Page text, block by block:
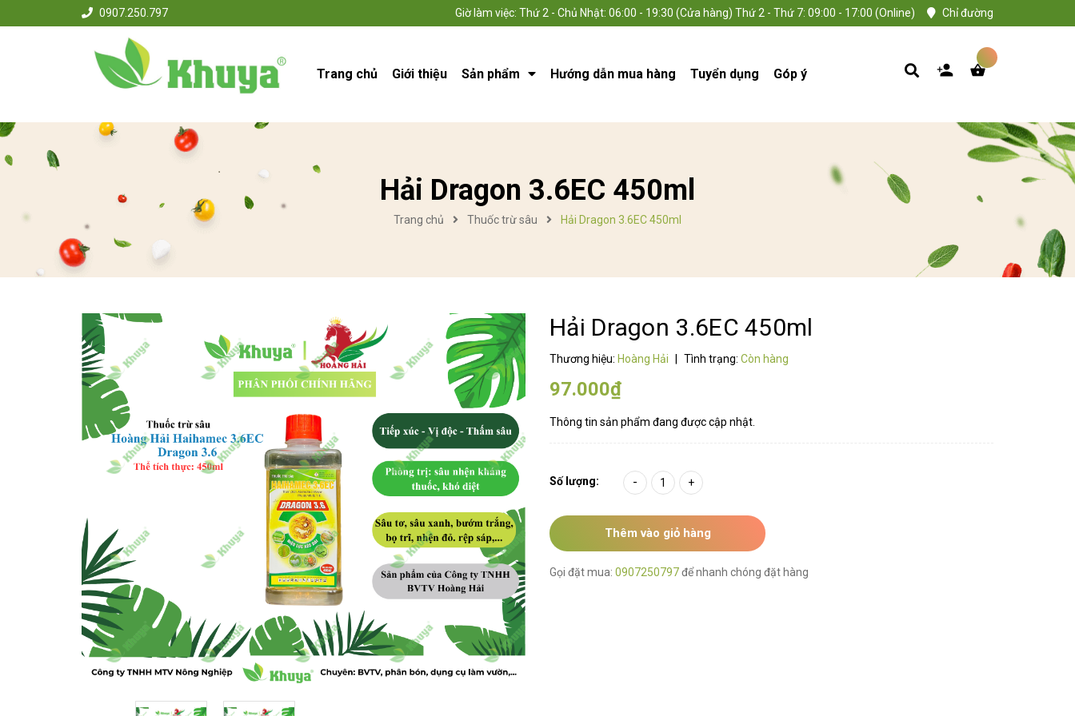
0907.250.797 Giờ làm việc: Thứ 2 - Chủ Nhật: 06:00 - 19:30 (Cửa hàng) Thứ 2 - Thứ 7: 09:00 - 17:00 (Online) Chỉ đường
Trang chủ Giới thiệu Sản phẩm Hướng dẫn mua hàng Tuyển dụng Góp ý
Hải Dragon 3.6EC 450ml
Trang chủ Thuốc trừ sâu Hải Dragon 3.6EC 450ml
Hải Dragon 3.6EC 450ml
Thương hiệu: Hoàng Hải Tình trạng: Còn hàng
97.000₫
Thông tin sản phẩm đang được cập nhật.
Số lượng: - +
Thêm vào giỏ hàng
Gọi đặt mua: 0907250797để nhanh chóng đặt hàng